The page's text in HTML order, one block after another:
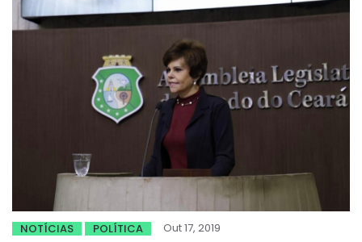
NOTÍCIAS POLÍTICA Out 17, 2019